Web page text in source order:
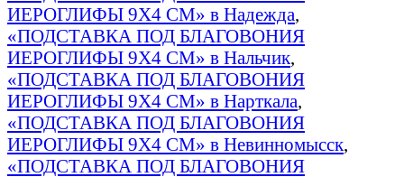
ИЕРОГЛИФЫ 9Х4 СМ» в Надежда,
«ПОДСТАВКА ПОД БЛАГОВОНИЯ
ИЕРОГЛИФЫ 9Х4 СМ» в Нальчик,
«ПОДСТАВКА ПОД БЛАГОВОНИЯ
ИЕРОГЛИФЫ 9Х4 СМ» в Нарткала,
«ПОДСТАВКА ПОД БЛАГОВОНИЯ
ИЕРОГЛИФЫ 9Х4 СМ» в Невинномысск,
«ПОДСТАВКА ПОД БЛАГОВОНИЯ